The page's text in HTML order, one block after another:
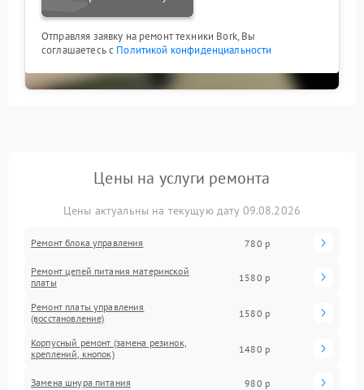
Отправляя заявку на ремонт техники Bork, Вы
соглашаетесь с Политикой конфиденциальности
Цены на услуги ремонта
Цены актуальны на текущую дату 09.08.2026
Ремонт блока управления 780 р
Ремонт цепей питания материнской
платы
1580 р
Ремонт платы управления
(восстановление)
1580 р
Корпусный ремонт (замена резинок,
креплений, кнопок)
1480 р
Замена шнура питания 980 р